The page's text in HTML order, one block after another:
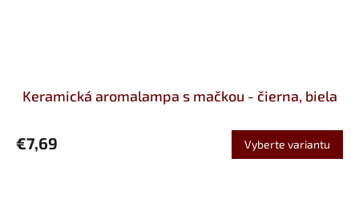
Keramická aromalampa s mačkou - čierna, biela
€7,69 Vyberte variantu